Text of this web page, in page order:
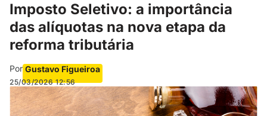
Imposto Seletivo: a importância
das alíquotas na nova etapa da
reforma tributária
Por Gustavo Figueiroa
25/03/2026 12:56